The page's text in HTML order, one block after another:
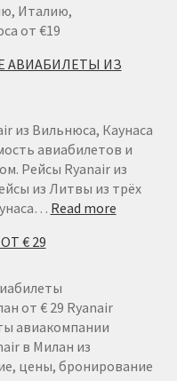
Италию,
от €19
АВИАБИЛЕТЫ ИЗ
из Вильнюса, Каунаса
авиабилетов и
Рейсы Ryanair из
из Литвы из трёх
Read more:
€ 29
от € 29 Ryanair
авиакомпании
в Милан из
цены, бронирование